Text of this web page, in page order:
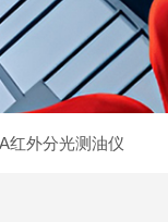
红外分光测油仪